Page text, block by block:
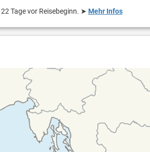
Tage vor Reisebeginn. ➤ Mehr Infos